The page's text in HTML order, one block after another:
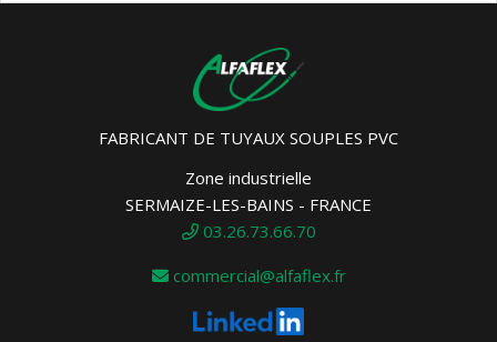
FABRICANT DE TUYAUX SOUPLES PVC
Zone industrielle
SERMAIZE-LES-BAINS - FRANCE
03.26.73.66.70
commercial@alfaflex.fr